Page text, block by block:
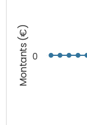
Montants (€) 0